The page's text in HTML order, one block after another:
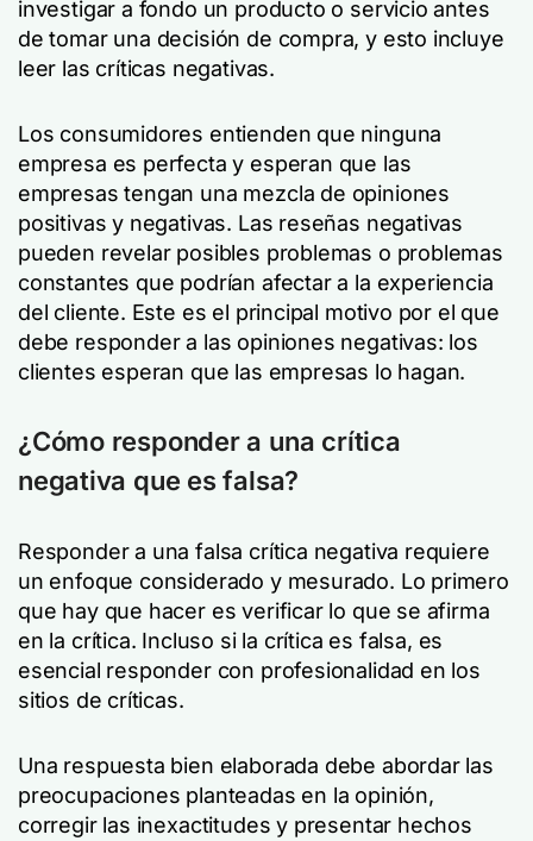
investigar a fondo un producto o servicio antes
de tomar una decisión de compra, y esto incluye
leer las críticas negativas.
Los consumidores entienden que ninguna
empresa es perfecta y esperan que las
empresas tengan una mezcla de opiniones
positivas y negativas. Las reseñas negativas
pueden revelar posibles problemas o problemas
constantes que podrían afectar a la experiencia
del cliente. Este es el principal motivo por el que
debe responder a las opiniones negativas: los
clientes esperan que las empresas lo hagan.
¿Cómo responder a una crítica
negativa que es falsa?
Responder a una falsa crítica negativa requiere
un enfoque considerado y mesurado. Lo primero
que hay que hacer es verificar lo que se afirma
en la crítica. Incluso si la crítica es falsa, es
esencial responder con profesionalidad en los
sitios de críticas.
Una respuesta bien elaborada debe abordar las
preocupaciones planteadas en la opinión,
corregir las inexactitudes y presentar hechos